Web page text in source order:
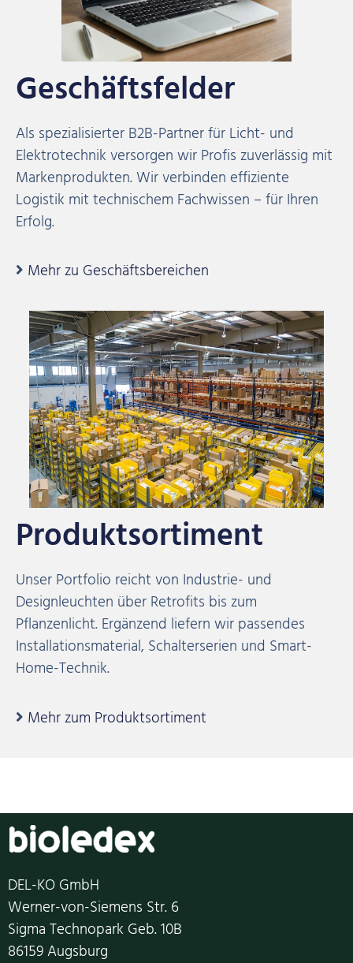
Geschäftsfelder
Als spezialisierter B2B-Partner für Licht- und
Elektrotechnik versorgen wir Profis zuverlässig mit
Markenprodukten. Wir verbinden effiziente
Logistik mit technischem Fachwissen – für Ihren
Erfolg.
Mehr zu Geschäftsbereichen
Produktsortiment
Unser Portfolio reicht von Industrie- und
Designleuchten über Retrofits bis zum
Pflanzenlicht. Ergänzend liefern wir passendes
Installationsmaterial, Schalterserien und Smart-
Home-Technik.
Mehr zum Produktsortiment
DEL-KO GmbH
Werner-von-Siemens Str. 6
Sigma Technopark Geb. 10B
86159 Augsburg